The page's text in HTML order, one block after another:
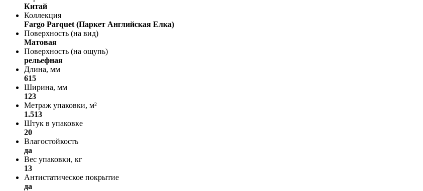
Китай
Коллекция
Fargo Parquet (Паркет Английская Елка)
Поверхность (на вид)
Матовая
Поверхность (на ощупь)
рельефная
Длина, мм
615
Ширина, мм
123
Метраж упаковки, м²
1.513
Штук в упаковке
20
Влагостойкость
да
Вес упаковки, кг
13
Антистатическое покрытие
да